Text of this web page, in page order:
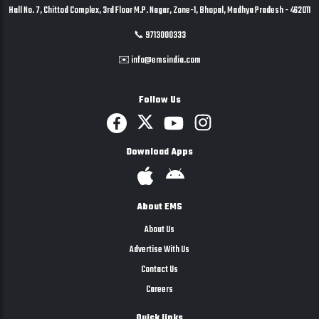
Hall No. 7, Chittod Complex, 3rd Floor M.P. Nagar, Zone-1, Bhopal, Madhya Pradesh - 462011
📞 9713000333
✉️ info@emsindia.com
Follow Us
Download Apps
About EMS
About Us
Advertise With Us
Contact Us
Careers